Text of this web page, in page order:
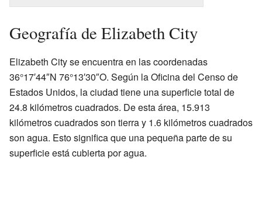
Geografía de Elizabeth City
Elizabeth City se encuentra en las coordenadas
36°17′44″N 76°13′30″O. Según la Oficina del Censo de
Estados Unidos, la ciudad tiene una superficie total de
24.8 kilómetros cuadrados. De esta área, 15.913
kilómetros cuadrados son tierra y 1.6 kilómetros cuadrados
son agua. Esto significa que una pequeña parte de su
superficie está cubierta por agua.